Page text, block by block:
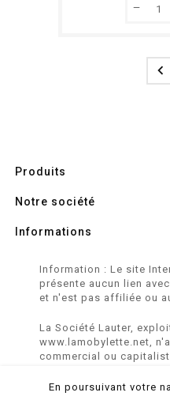

Produits
Notre société
Informations
Information : Le site
présente aucun lien
et n'est pas affiliée ou
La Société Lauter,
www.lamobylette.net,
commercial ou
marques SOLEX,
En poursuivant votre